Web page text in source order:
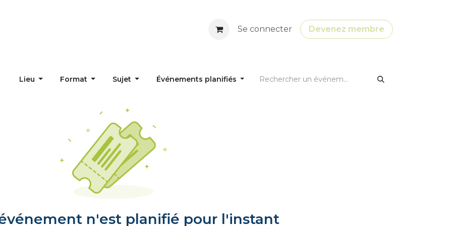
Se connecter Devenez membre
Lieu Format Sujet Événements planifiés
n'est planifié pour l'instant